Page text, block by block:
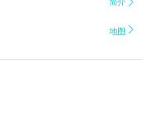
简介 
地图 